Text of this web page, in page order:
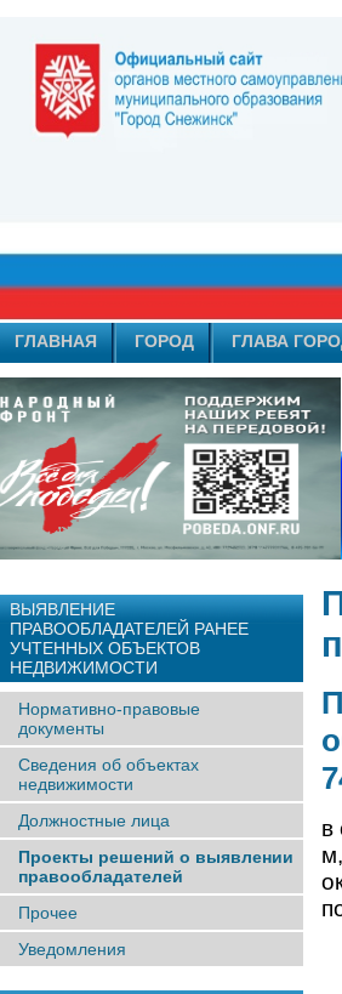
ГЛАВНАЯ ГОРОД ГЛАВА
ВЫЯВЛЕНИЕ
ПРАВООБЛАДАТЕЛЕЙ РАНЕЕ
УЧТЕННЫX ОБЪЕКТОВ
НЕДВИЖИМОСТИ
Нормативно-правовые
документы
Сведения об объектах
недвижимости
Должностные лица
Проекты решений о выявлении
правообладателей
Прочее
Уведомления
в